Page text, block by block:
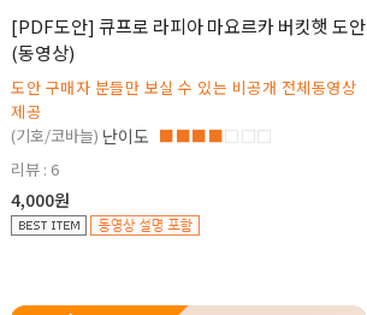
[PDF도안] 큐프로 라피아 마요르카 버킷햇 도안
(동영상)
도안 구매자 분들만 보실 수 있는 비공개 전체동영상
제공
(기호/코바늘) 난이도 ■■■■□□□
리뷰 : 6
4,000원